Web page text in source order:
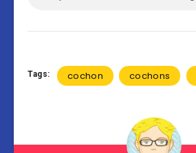
Tags: cochon cochons